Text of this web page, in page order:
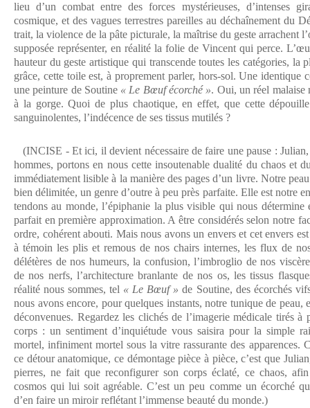
lieu d’un combat entre des forces mystérieuses, d’intenses
cosmique, et des vagues terrestres pareilles au déchaînement du
trait, la violence de la pâte picturale, la maîtrise du geste arrachent
supposée représenter, en réalité la folie de Vincent qui perce.
hauteur du geste artistique qui transcende toutes les catégories, la
grâce, cette toile est, à proprement parler, hors-sol. Une identique
une peinture de Soutine « Le Bœuf écorché ». Oui, un réel malaise
à la gorge. Quoi de plus chaotique, en effet, que cette
sanguinolentes, l’indécence de ses tissus mutilés ?
(INCISE - Et ici, il devient nécessaire de faire une pause : Julian,
hommes, portons en nous cette insoutenable dualité du chaos et
immédiatement lisible à la manière des pages d’un livre. Notre
bien délimitée, un genre d’outre à peu près parfaite. Elle est notre
tendons au monde, l’épiphanie la plus visible qui nous
parfait en première approximation. A être considérés selon notre
ordre, cohérent abouti. Mais nous avons un envers et cet envers
à témoin les plis et remous de nos chairs internes, les flux de
délétères de nos humeurs, la confusion, l’imbroglio de nos
de nos nerfs, l’architecture branlante de nos os, les tissus
réalité nous sommes, tel « Le Bœuf » de Soutine, des écorchés
nous avons encore, pour quelques instants, notre tunique de peau,
déconvenues. Regardez les clichés de l’imagerie médicale tirés à
corps : un sentiment d’inquiétude vous saisira pour la simple
mortel, infiniment mortel sous la vitre rassurante des apparences.
ce détour anatomique, ce démontage pièce à pièce, c’est que
pierres, ne fait que reconfigurer son corps éclaté, ce chaos,
cosmos qui lui soit agréable. C’est un peu comme un écorché
d’en faire un miroir reflétant l’immense beauté du monde.)